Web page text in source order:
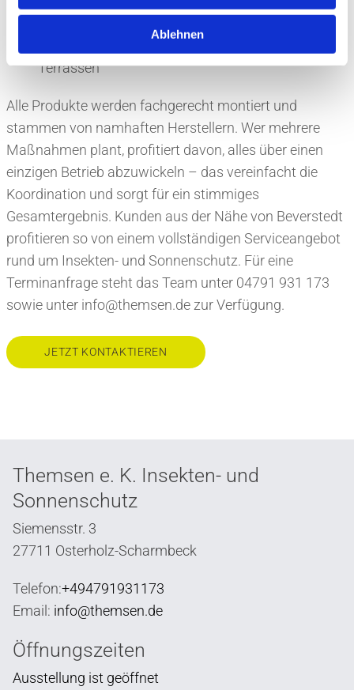
Ablehnen
Garagenrolltore und Kellerschachtabdeckungen
Terrassen
Alle Produkte werden fachgerecht montiert und
stammen von namhaften Herstellern. Wer mehrere
Maßnahmen plant, profitiert davon, alles über einen
einzigen Betrieb abzuwickeln – das vereinfacht die
Koordination und sorgt für ein stimmiges
Gesamtergebnis. Kunden aus der Nähe von Beverstedt
profitieren so von einem vollständigen Serviceangebot
rund um Insekten- und Sonnenschutz. Für eine
Terminanfrage steht das Team unter 04791 931 173
sowie unter info@themsen.de zur Verfügung.
JETZT KONTAKTIEREN
Themsen e. K. Insekten- und
Sonnenschutz
Siemensstr. 3
27711 Osterholz-Scharmbeck
Telefon:+494791931173
Email: info@themsen.de
Öffnungszeiten
Ausstellung ist geöffnet